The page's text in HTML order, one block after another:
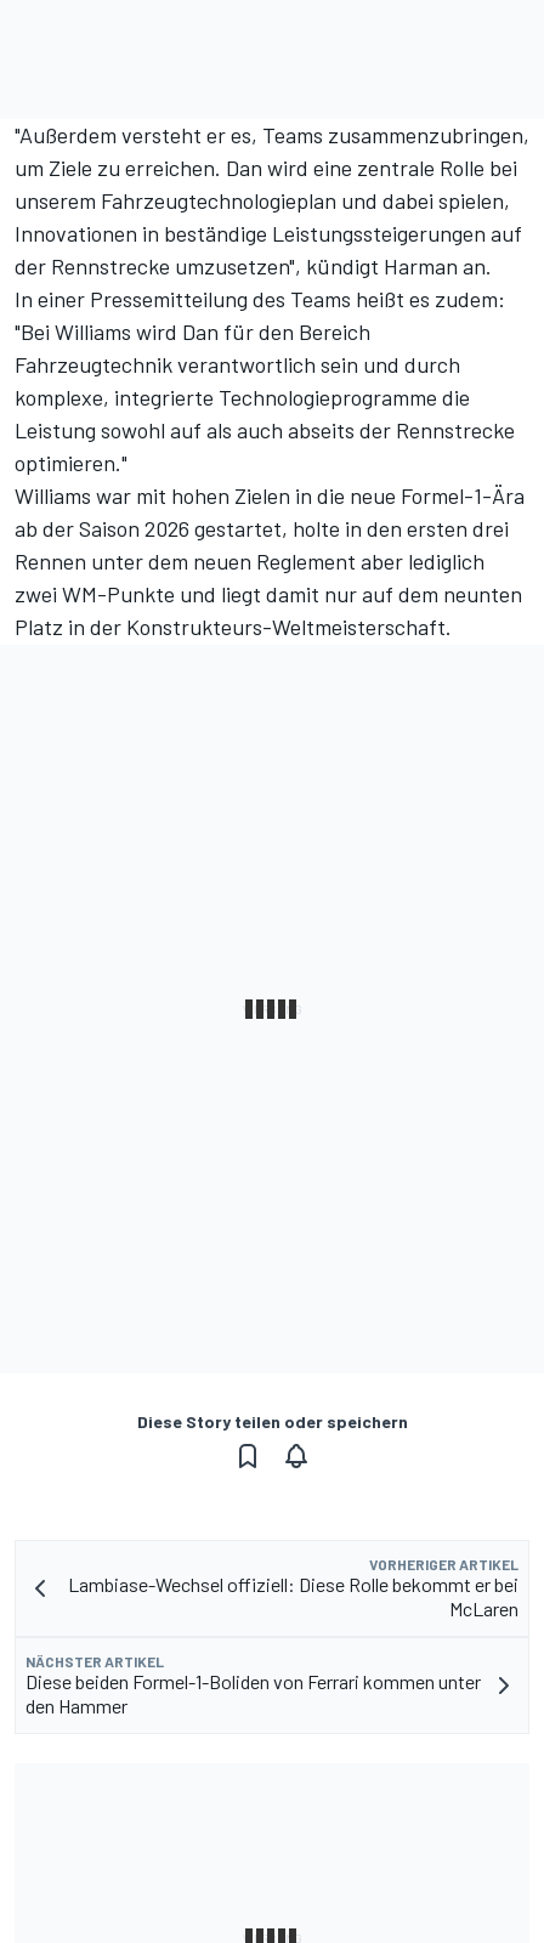
"Außerdem versteht er es, Teams zusammenzubringen,
um Ziele zu erreichen. Dan wird eine zentrale Rolle bei
unserem Fahrzeugtechnologieplan und dabei spielen,
Innovationen in beständige Leistungssteigerungen auf
der Rennstrecke umzusetzen", kündigt Harman an.
In einer Pressemitteilung des Teams heißt es zudem:
"Bei Williams wird Dan für den Bereich
Fahrzeugtechnik verantwortlich sein und durch
komplexe, integrierte Technologieprogramme die
Leistung sowohl auf als auch abseits der Rennstrecke
optimieren."
Williams war mit hohen Zielen in die neue Formel-1-Ära
ab der Saison 2026 gestartet, holte in den ersten drei
Rennen unter dem neuen Reglement aber lediglich
zwei WM-Punkte und liegt damit nur auf dem neunten
Platz in der Konstrukteurs-Weltmeisterschaft.
Diese Story teilen oder speichern
VORHERIGER ARTIKEL
Lambiase-Wechsel offiziell: Diese Rolle bekommt er bei
McLaren
NÄCHSTER ARTIKEL
Diese beiden Formel-1-Boliden von Ferrari kommen unter
den Hammer